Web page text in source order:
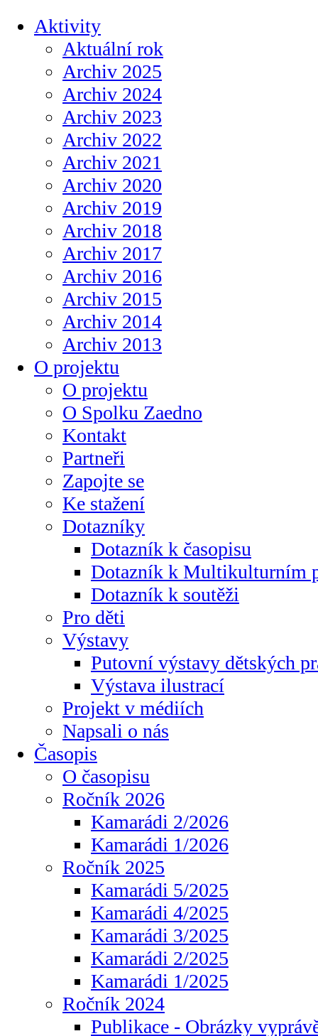
Aktivity
Aktuální rok
Archiv 2025
Archiv 2024
Archiv 2023
Archiv 2022
Archiv 2021
Archiv 2020
Archiv 2019
Archiv 2018
Archiv 2017
Archiv 2016
Archiv 2015
Archiv 2014
Archiv 2013
O projektu
O projektu
O Spolku Zaedno
Kontakt
Partneři
Zapojte se
Ke stažení
Dotazníky
Dotazník k časopisu
Dotazník k Multikulturním
Dotazník k soutěži
Pro děti
Výstavy
Putovní výstavy dětských
Výstava ilustrací
Projekt v médiích
Napsali o nás
Časopis
O časopisu
Ročník 2026
Kamarádi 2/2026
Kamarádi 1/2026
Ročník 2025
Kamarádi 5/2025
Kamarádi 4/2025
Kamarádi 3/2025
Kamarádi 2/2025
Kamarádi 1/2025
Ročník 2024
Publikace - Obrázky